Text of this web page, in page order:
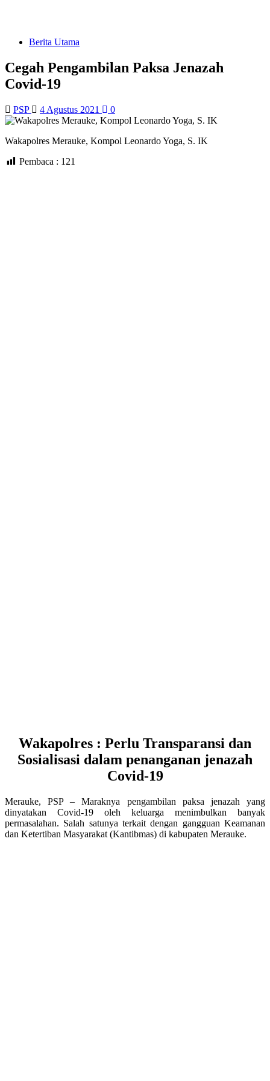
Berita Utama
Cegah Pengambilan Paksa Jenazah
Covid-19
PSP 4 Agustus 2021 0
Wakapolres Merauke, Kompol Leonardo Yoga, S. IK
Pembaca : 121
Wakapolres : Perlu Transparansi dan
Sosialisasi dalam penanganan jenazah
Covid-19
Merauke, PSP – Maraknya pengambilan paksa jenazah yang
dinyatakan Covid-19 oleh keluarga menimbulkan banyak
permasalahan. Salah satunya terkait dengan gangguan Keamanan
dan Ketertiban Masyarakat (Kantibmas) di kabupaten Merauke.